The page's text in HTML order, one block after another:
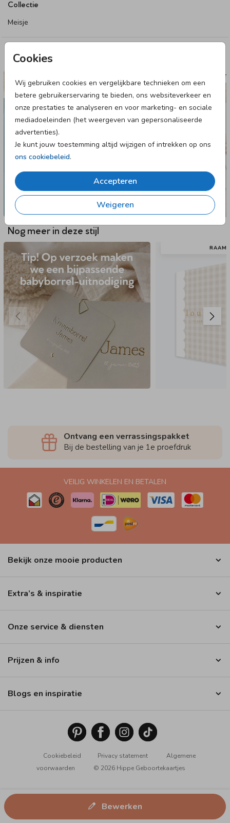
Cookies
Wij gebruiken cookies en vergelijkbare technieken om een
betere gebruikerservaring te bieden, ons websiteverkeer en
onze prestaties te analyseren en voor marketing- en sociale
mediadoeleinden (het weergeven van gepersonaliseerde
advertenties).
Je kunt jouw toestemming altijd wijzigen of intrekken op ons
ons cookiebeleid.
Accepteren
Weigeren
Collectie
Meisje
Deze designs vind je misschien ook leuk
Nog meer in deze stijl
Bewerken
Ontvang een verrassingspakket
Bij de bestelling van je 1e proefdruk
VEILIG WINKELEN EN BETALEN
Bekijk onze mooie producten
Extra’s & inspiratie
Onze service & diensten
Prijzen & info
Blogs en inspiratie
Cookiebeleid Privacy statement
Algemene
voorwaarden
© 2026 Hippe Geboortekaartjes